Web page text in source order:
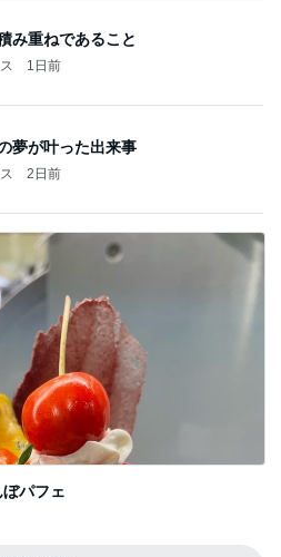
み重ねであること
1日前
夢が叶った出来事
2日前
パフェ